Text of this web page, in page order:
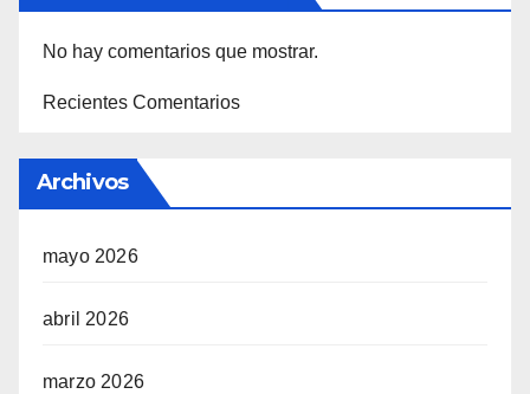
No hay comentarios que mostrar.
Recientes Comentarios
Archivos
mayo 2026
abril 2026
marzo 2026